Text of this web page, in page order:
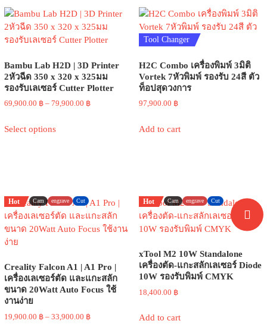
variants.
The
options
be
chosen
the
page
variants.
The
options
be
chosen
Bambu Lab H2D | 3D Printer
2หัวฉีด 350 x 320 x 325มม
รองรับเลเซอร์ Cutter Plotter
69,900.00 ฿ – 79,900.00 ฿Price
Select optionsproduct
options
may
be
product
page
Tool Changer
H2C Combo เครื่องพิมพ์ 3มิติ
Vortek 7หัวพิมพ์ รองรับ 24สี ตัว
ท็อปสุดวงการ
97,900.00 ฿
Add to cart
Hot Cam engrave Cut
Creality Falcon A1 | A1 Pro |
เครื่องเลเซอร์ตัด และแกะสลัก
ขนาด 20Watt Auto Focus ใช้
งานง่าย
19,900.00 ฿ – 33,900.00 ฿Price
Hot Cam engrave Cut
xTool M2 10W Standalone
เครื่องตัด-แกะสลักเลเซอร์ Diode
10W รองรับพิมพ์ CMYK
18,400.00 ฿
Add to cart